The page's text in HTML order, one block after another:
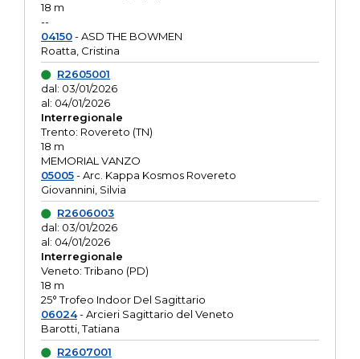
18 m
--
04150- ASD THE BOWMEN
Roatta, Cristina
R2605001
dal: 03/01/2026
al: 04/01/2026
Interregionale
Trento: Rovereto (TN)
18 m
MEMORIAL VANZO
05005- Arc. Kappa Kosmos Rovereto
Giovannini, Silvia
R2606003
dal: 03/01/2026
al: 04/01/2026
Interregionale
Veneto: Tribano (PD)
18 m
25° Trofeo Indoor Del Sagittario
06024- Arcieri Sagittario del Veneto
Barotti, Tatiana
R2607001